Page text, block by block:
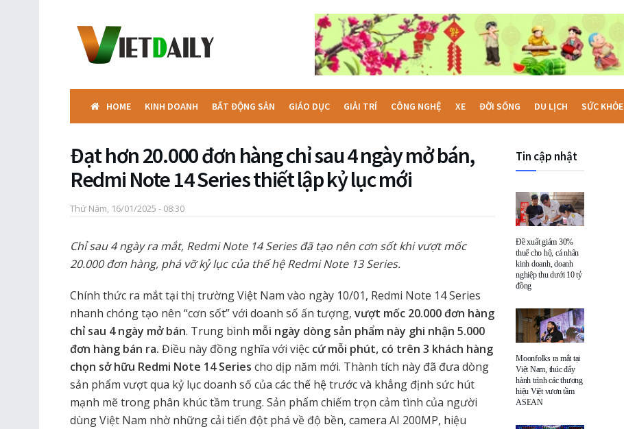
HOME KINH DOANH BẤT ĐỘNG SẢN GIÁO DỤC GIẢI TRÍ CÔNG NGHỆ XE ĐỜI SỐNG DU LỊCH SỨC KHỎE
Đạt hơn 20.000 đơn hàng chỉ sau 4 ngày mở bán,
Redmi Note 14 Series thiết lập kỷ lục mới
Thứ Năm, 16/01/2025 - 08:30
Chỉ sau 4 ngày ra mắt, Redmi Note 14 Series đã tạo nên cơn sốt khi vượt mốc
20.000 đơn hàng, phá vỡ kỷ lục của thế hệ Redmi Note 13 Series.
Chính thức ra mắt tại thị trường Việt Nam vào ngày 10/01, Redmi Note 14 Series
nhanh chóng tạo nên “cơn sốt” với doanh số ấn tượng, vượt mốc 20.000 đơn hàng
chỉ sau 4 ngày mở bán. Trung bình mỗi ngày dòng sản phẩm này ghi nhận 5.000
đơn hàng bán ra. Điều này đồng nghĩa với việc cứ mỗi phút, có trên 3 khách hàng
chọn sở hữu Redmi Note 14 Series cho dịp năm mới. Thành tích này đã đưa dòng
sản phẩm vượt qua kỷ lục doanh số của các thế hệ trước và khẳng định sức hút
mạnh mẽ trong phân khúc tầm trung. Sản phẩm chiếm trọn cảm tình của người
dùng Việt Nam nhờ những cải tiến đột phá về độ bền, camera AI 200MP, hiệu
Tin cập nhật
Đề xuất giảm 30%
thuế cho hộ, cá nhân
kinh doanh, doanh
nghiệp thu dưới 10 tỷ
đồng
Moonfolks ra mắt tại
Việt Nam, thúc đẩy
hành trình các thương
hiệu Việt vươn tầm
ASEAN